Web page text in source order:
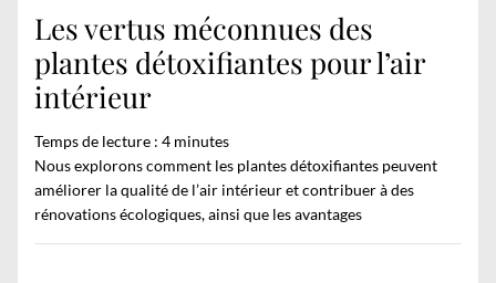
Les vertus méconnues des
plantes détoxifiantes pour l’air
intérieur
Temps de lecture : 4 minutes
Nous explorons comment les plantes détoxifiantes peuvent
améliorer la qualité de l’air intérieur et contribuer à des
rénovations écologiques, ainsi que les avantages